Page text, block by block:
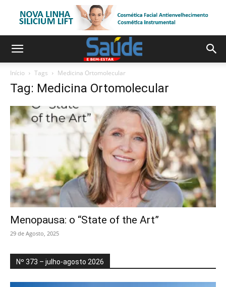
Início Tags Medicina Ortomolecular
Tag: Medicina Ortomolecular
Menopausa: o “State of the Art”
29 de Agosto, 2025
Nº 373 – julho-agosto 2026